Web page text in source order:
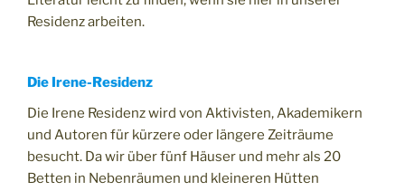
Residenz arbeiten.
Die Irene-Residenz
Die Irene Residenz wird von Aktivisten, Akademikern
und Autoren für kürzere oder längere Zeiträume
besucht. Da wir über fünf Häuser und mehr als 20
Betten in Nebenräumen und kleineren Hütten